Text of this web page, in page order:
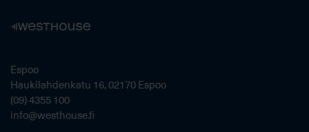
Espoo
Haukilahdenkatu 16, 02170 Espoo
(09) 4355 100
info@westhouse.fi